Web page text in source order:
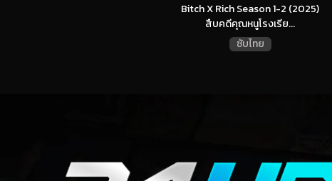
Bitch X Rich Season 1-2 (2025)
สืบคดีคุณหนูโรงเรีย...
ซับไทย